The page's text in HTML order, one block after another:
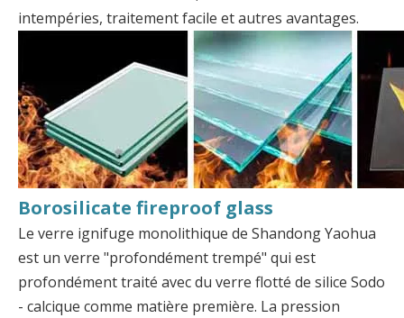
intempéries, traitement facile et autres avantages.
Borosilicate fireproof glass
Le verre ignifuge monolithique de Shandong Yaohua
est un verre "profondément trempé" qui est
profondément traité avec du verre flotté de silice Sodo
- calcique comme matière première. La pression